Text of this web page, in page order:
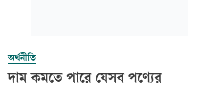
অর্থনীতি
দাম কমতে পারে যেসব পণ্যের